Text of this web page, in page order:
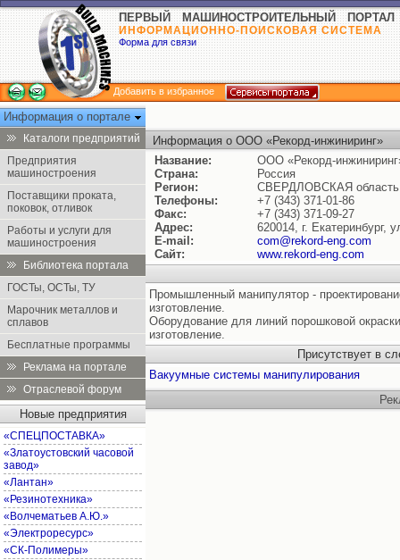
ПЕРВЫЙ МАШИНОСТРОИТЕЛЬНЫЙ ПОРТАЛ
ИНФОРМАЦИОННО-ПОИСКОВАЯ СИСТЕМА
Форма для связи
Добавить в избранное
Информация о портале
Каталоги предприятий
Предприятия
машиностроения
Поставщики проката,
поковок, отливок
Работы и услуги для
машиностроения
Библиотека портала
ГОСТы, ОСТы, ТУ
Марочник металлов и
сплавов
Бесплатные программы
Реклама на портале
Отраслевой форум
Новые предприятия
«СПЕЦПОСТАВКА»
«Златоустовский часовой
завод»
«Лантан»
«Резинотехника»
«Волчематьев А.Ю.»
«Электроресурс»
«СК-Полимеры»
Информация о ООО «Рекорд-инжиниринг»
Название:
ООО «Рекорд-
Страна:
Россия
Регион:
СВЕРДЛОВСКАЯ область
Телефоны:
+7 (343) 371-01-86
Факс:
+7 (343) 371-09-27
Адрес:
620014, г. Екатеринбург,
E-mail:
com@rekord-eng.com
Сайт:
www.rekord-eng.com
Промышленный манипулятор -
изготовление.
Оборудование для линий порошковой
изготовление.
Присутствует в
Вакуумные системы манипулирования